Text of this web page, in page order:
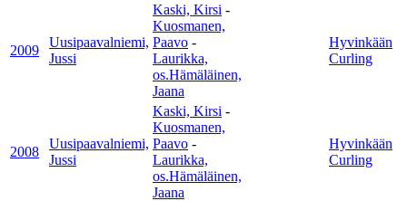
2009
Uusipaavalniemi,
Jussi
Kaski, Kirsi -
Kuosmanen,
Paavo -
Laurikka,
os.Hämäläinen,
Jaana
Hyvinkään
Curling
2008
Uusipaavalniemi,
Jussi
Kaski, Kirsi -
Kuosmanen,
Paavo -
Laurikka,
os.Hämäläinen,
Jaana
Hyvinkään
Curling